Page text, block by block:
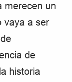
merecen un
vaya a ser
de
historia